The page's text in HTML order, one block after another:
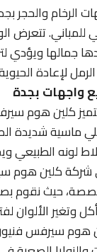
الرخام والحجر
تتعرض
جمالها ويؤدي
لإعادة
واجهات بجدة
كلين هوم
شديدة
لونه
كلين هوم
حيث نقوم
وتغير الألوان
هوم سيرفس